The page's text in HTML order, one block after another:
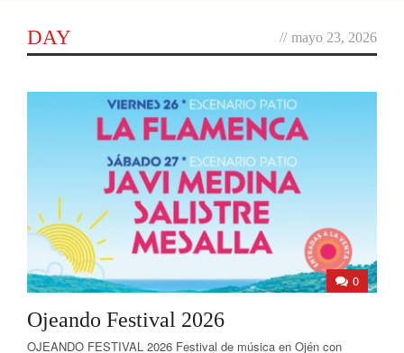
DAY // mayo 23, 2026
0
Ojeando Festival 2026
OJEANDO FESTIVAL 2026 Festival de música en Ojén con